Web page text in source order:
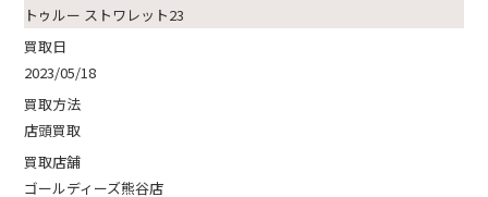
トゥルー ストワレット23
買取日
2023/05/18
買取方法
店頭買取
買取店舗
ゴールディーズ熊谷店